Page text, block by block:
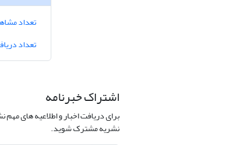
تعداد
تعداد
اشتراک خبرنامه
برای دریافت اخبار و اطلاعیه های مهم
نشریه مشترک شوید.